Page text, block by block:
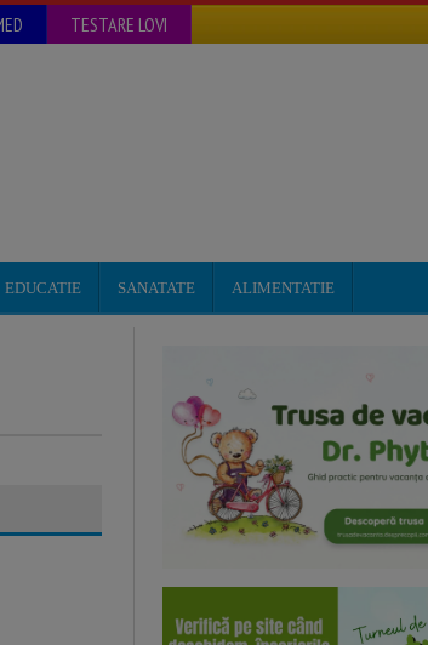
TESTARE LOVI
EDUCATIE SANATATE ALIMENTATIE